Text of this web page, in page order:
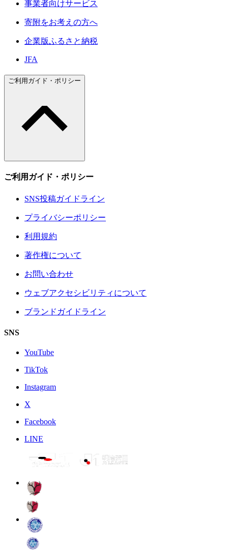
事業者向けサービス
寄附をお考えの方へ
企業版ふるさと納税
JFA
ご利用ガイド・ポリシー
ご利用ガイド・ポリシー
SNS投稿ガイドライン
プライバシーポリシー
利用規約
著作権について
お問い合わせ
ウェブアクセシビリティについて
ブランドガイドライン
SNS
YouTube
TikTok
Instagram
X
Facebook
LINE